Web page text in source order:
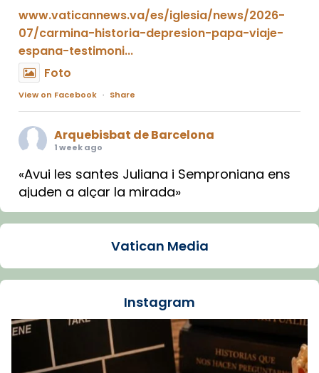
www.vaticannews.va/es/iglesia/news/2026-
07/carmina-historia-depresion-papa-viaje-
espana-testimoni...
Foto
View on Facebook · Share
Arquebisbat de Barcelona
1 week ago
«Avui les santes Juliana i Semproniana ens
ajuden a alçar la mirada»
Mons. Sergi Gordo, bisbe de Tortosa, ha
Santes de Mataró.
🔗tinyurl.com/cvu5jmbk
Foto
View on Facebook Share
Vatican Media
Instagram